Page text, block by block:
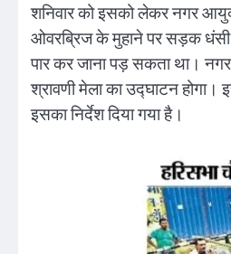
शनिवार को इसको लेकर नगर
ओवरब्रिज के मुहाने पर सड़क धंसी
पार कर जाना पड़ सकता था।
श्रावणी मेला का उद्घाटन
इसका निर्देश दिया गया है।